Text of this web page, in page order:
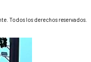
Todos los derechos reservados.